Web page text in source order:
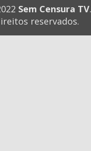
Sem Censura TV
reservados.